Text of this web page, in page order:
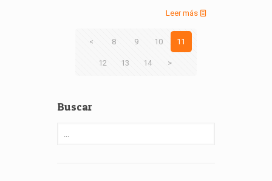
Leer más
< 8 9 10 11
12 13 14 >
Buscar